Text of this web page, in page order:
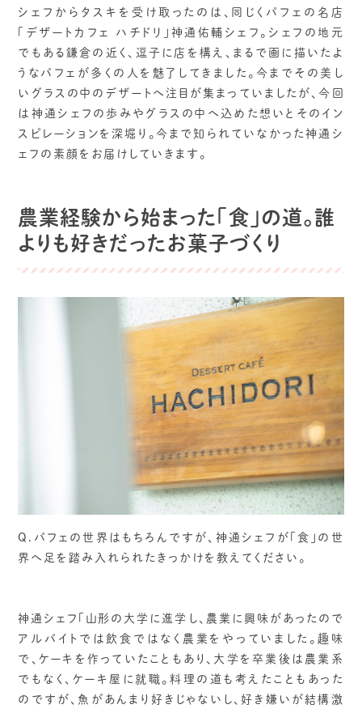
シェフからタスキを受け取ったのは、同じくパフェの名店
「デザートカフェ ハチドリ」神通佑輔シェフ。シェフの地元
でもある鎌倉の近く、逗子に店を構え、まるで画に描いたよ
うなパフェが多くの人を魅了してきました。今までその美し
いグラスの中のデザートへ注目が集まっていましたが、今回
は神通シェフの歩みやグラスの中へ込めた想いとそのイン
スピレーションを深堀り。今まで知られていなかった神通シ
ェフの素顔をお届けしていきます。
農業経験から始まった「食」の道。誰
よりも好きだったお菓子づくり
Q.パフェの世界はもちろんですが、神通シェフが「食」の世
界へ足を踏み入れられたきっかけを教えてください。
神通シェフ「山形の大学に進学し、農業に興味があったので
アルバイトでは飲食ではなく農業をやっていました。趣味
で、ケーキを作っていたこともあり、大学を卒業後は農業系
でもなく、ケーキ屋に就職。料理の道も考えたこともあった
のですが、魚があんまり好きじゃないし、好き嫌いが結構激